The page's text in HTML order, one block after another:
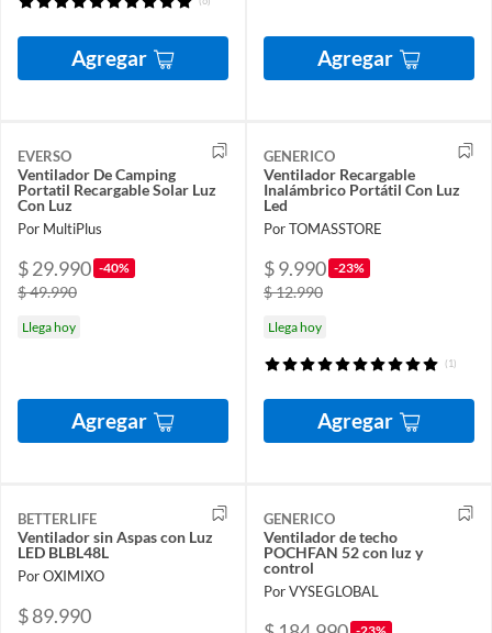
Agregar Agregar
EVERSO
Ventilador De Camping
Portatil Recargable Solar Luz
Con Luz
Por MultiPlus
$ 29.990 -40%
$ 49.990
Llega hoy
Agregar
GENERICO
Ventilador Recargable
Inalámbrico Portátil Con Luz
Led
Por TOMASSTORE
$ 9.990 -23%
$ 12.990
Llega hoy
(1)
Agregar
BETTERLIFE
Ventilador sin Aspas con Luz
LED BLBL48L
Por OXIMIXO
$ 89.990
GENERICO
Ventilador de techo
POCHFAN 52 con luz y
control
Por VYSEGLOBAL